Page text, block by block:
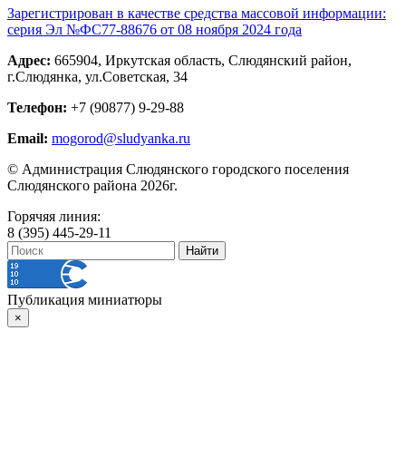
Зарегистрирован в качестве средства массовой информации:
серия Эл №ФС77-88676 от 08 ноября 2024 года
Адрес: 665904, Иркутская область, Слюдянский район,
г.Слюдянка, ул.Советская, 34
Телефон: +7 (90877) 9-29-88
Email: mogorod@sludyanka.ru
© Администрация Слюдянского городского поселения
Слюдянского района 2026г.
Горячяя линия:
8 (395) 445-29-11
Публикация миниатюры
×